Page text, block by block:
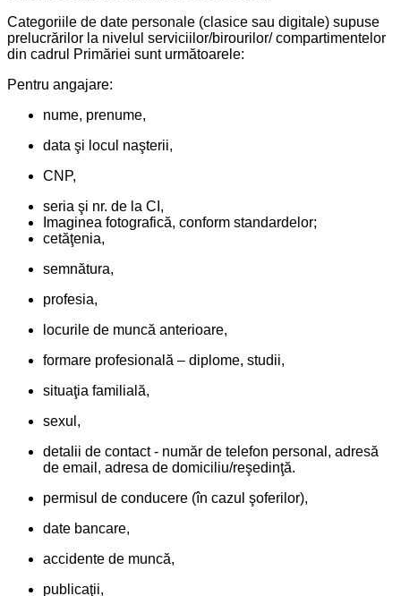
Categoriile de date personale (clasice sau digitale) supuse
prelucrărilor la nivelul serviciilor/birourilor/ compartimentelor
din cadrul Primăriei sunt următoarele:
Pentru angajare:
nume, prenume,
data şi locul naşterii,
CNP,
seria şi nr. de la CI,
Imaginea fotografică, conform standardelor;
cetăţenia,
semnătura,
profesia,
locurile de muncă anterioare,
formare profesională – diplome, studii,
situaţia familială,
sexul,
detalii de contact - număr de telefon personal, adresă
de email, adresa de domiciliu/reşedinţă.
permisul de conducere (în cazul şoferilor),
date bancare,
accidente de muncă,
publicaţii,